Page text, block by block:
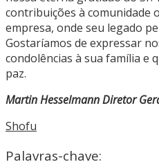
contribuições à comunidade
empresa, onde seu legado
Gostaríamos de expressar
condolências à sua família e
paz.
Martin Hesselmann Diretor
Shofu
Palavras-chave: